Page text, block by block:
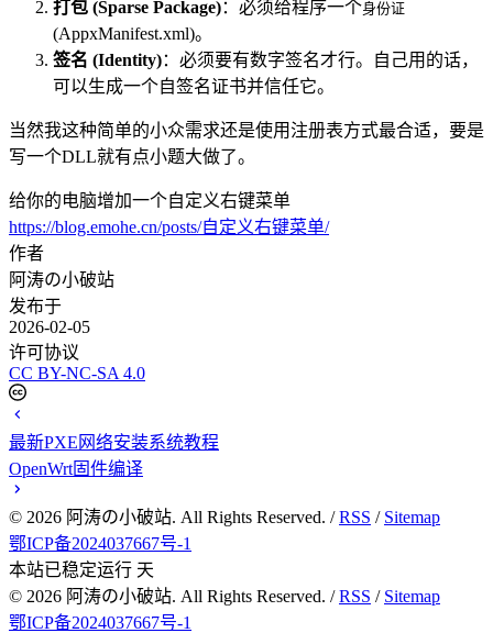
打包 (Sparse Package)：必须给程序一个身份证
(AppxManifest.xml)。
签名 (Identity)：必须要有数字签名才行。自己用的话，
可以生成一个自签名证书并信任它。
当然我这种简单的小众需求还是使用注册表方式最合适，要是
写一个DLL就有点小题大做了。
给你的电脑增加一个自定义右键菜单
https://blog.emohe.cn/posts/自定义右键菜单/
作者
阿涛の小破站
发布于
2026-02-05
许可协议
CC BY-NC-SA 4.0
最新PXE网络安装系统教程
OpenWrt固件编译
© 2026 阿涛の小破站. All Rights Reserved. /RSS / Sitemap
鄂ICP备2024037667号-1
本站已稳定运行 天
© 2026 阿涛の小破站. All Rights Reserved. /RSS / Sitemap
鄂ICP备2024037667号-1